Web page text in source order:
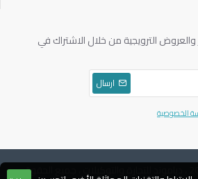
والعروض الترويجية من خلال الاشتراك في
ارسال
الخصوصية
حقوق الطبع والنشر © 2004 ، دياموند للتجارة والتوكيلات ، جميع الحقوق